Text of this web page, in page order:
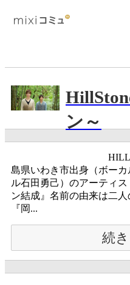
ン～
HILL STONE～
島県いわき市出身（ボー
ル石田勇己）のアーテ
ン結成』名前の由来は二
『岡...
続